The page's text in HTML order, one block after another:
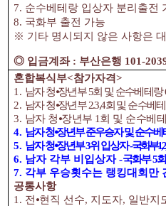
7. 순수베테랑 입상자 분리출전
8. 국화부 출전 가능
※ 기타 명시되지 않은 사항은
◎ 입금계좌 : 부산은행 101-
혼합복식부<참가자격>
1. 남자 청⦁장년부5회 및 순수베테랑
2. 남자 청⦁장년부2.3,4회 및 순수베
3. 남자 청⦁장년부 1회 및 순수베
4. 남자 청⦁장년부 준우승자 및 순수
5. 남자 청⦁장년부3위 입상자-국화부
6. 남자 각부 비입상자-국화부5
7. 각부 우승횟수는 랭킹대회만
공통사항
1. 전 ⦁현직 선수, 지도자, 일반지